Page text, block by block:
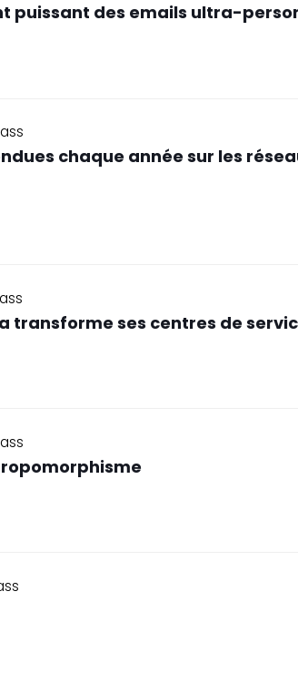
puissant des emails ultra-
chaque année sur les
transforme ses centres de